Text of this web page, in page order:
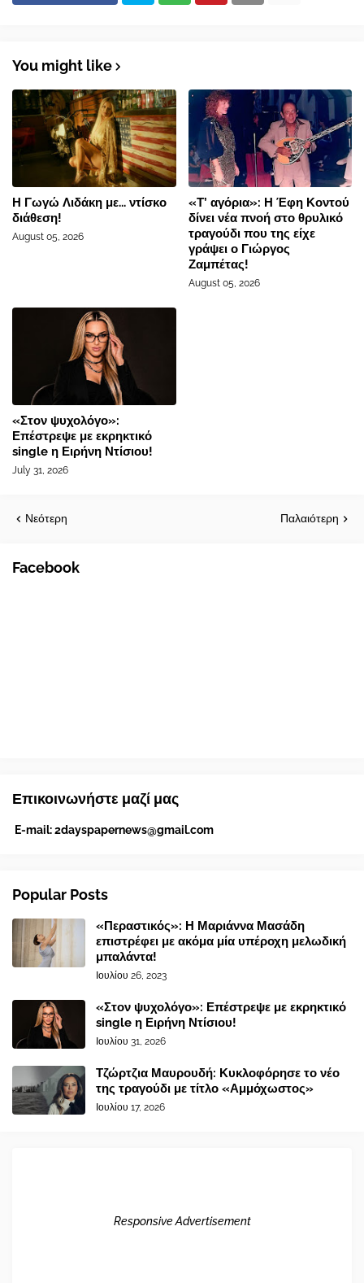
You might like
Η Γωγώ Λιδάκη με... ντίσκο
διάθεση!
August 05, 2026
«Τ’ αγόρια»: Η Έφη Κοντού
δίνει νέα πνοή στο θρυλικό
τραγούδι που της είχε
γράψει ο Γιώργος
Ζαμπέτας!
August 05, 2026
«Στον ψυχολόγο»:
Επέστρεψε με εκρηκτικό
single η Ειρήνη Ντίσιου!
July 31, 2026
Νεότερη Παλαιότερη
Facebook
Επικοινωνήστε μαζί μας
E-mail:2dayspapernews@gmail.com
Popular Posts
«Περαστικός»: Η Μαριάννα Μασάδη
επιστρέφει με ακόμα μία υπέροχη μελωδική
μπαλάντα!
Ιουλίου 26, 2023
«Στον ψυχολόγο»: Επέστρεψε με εκρηκτικό
single η Ειρήνη Ντίσιου!
Ιουλίου 31, 2026
Τζώρτζια Μαυρουδή: Κυκλοφόρησε το νέο
της τραγούδι με τίτλο «Αμμόχωστος»
Ιουλίου 17, 2026
Responsive Advertisement